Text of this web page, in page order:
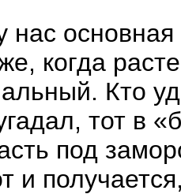
нас
когда
Кто
тот в
под
и